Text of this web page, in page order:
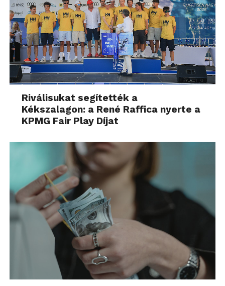
Riválisukat segítették a
Kékszalagon: a René Raffica nyerte a
KPMG Fair Play Díjat